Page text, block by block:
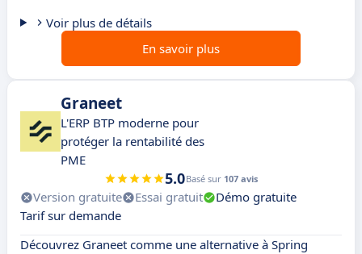
Voir plus de détails
En savoir plus
Graneet
L'ERP BTP moderne pour
protéger la rentabilité des
PME
5.0Basé sur 107 avis
Version gratuite Essai gratuit
Démo gratuite
Tarif sur demande
Découvrez Graneet comme une alternative à Spring